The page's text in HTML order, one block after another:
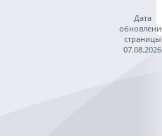
Дата
страницы
07.08.2026